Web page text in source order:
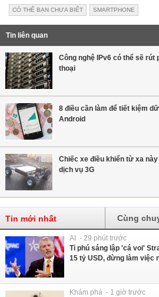
CÓ THỂ BẠN CHƯA BIẾT SMARTPHONE
Tin liên quan
Công nghệ IPv6 có thể sẽ rút
thoại
8 điều cần làm để tiết kiệm
Android
Chiếc xe điều khiển từ xa
dịch vụ 3G
Tin mới nhất Cùng
AI - 29 phút trước
Tỉ phú sáng lập 'cá voi'
15 tỷ USD, đừng làm việc
Khám phá - 1 giờ trước